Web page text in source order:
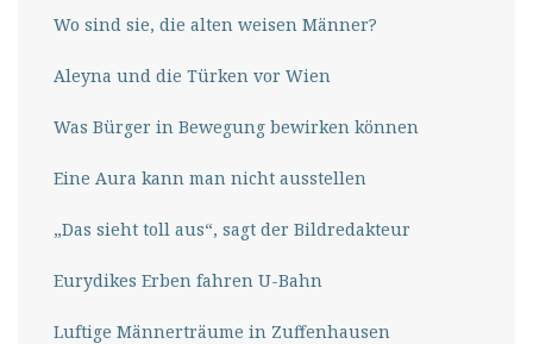
Wo sind sie, die alten weisen Männer?
Aleyna und die Türken vor Wien
Was Bürger in Bewegung bewirken können
Eine Aura kann man nicht ausstellen
„Das sieht toll aus“, sagt der Bildredakteur
Eurydikes Erben fahren U-Bahn
Luftige Männerträume in Zuffenhausen